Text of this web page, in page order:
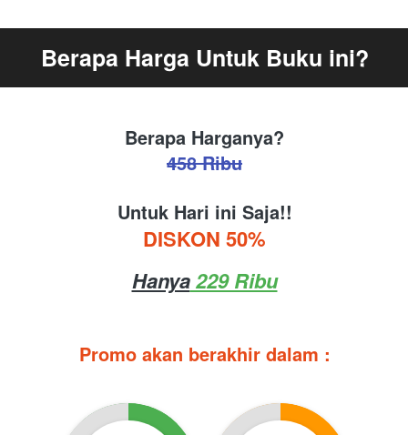
Berapa Harga Untuk Buku ini?
Berapa Harganya?
458 Ribu
Untuk Hari ini Saja!!
DISKON 50%
Hanya 229 Ribu
Promo akan berakhir dalam :